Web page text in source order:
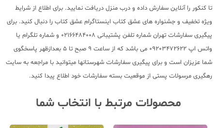
تا کنکور را آنلاین سفارش داده و درب منزل دریافت نمایید. برای اطلاع از شرایط
ویژه تخفیف و جشنواره های عشق کتاب اینستاگرام عشق کتاب را دنبال کنید. برای
پیگیری سفارشات تهران شماره تلفن پشتیبانی 02166484008 و شماره تلگرام یا
واتس اپ 09203472622 می باشد که از ساعت 9 صبح تا 5 بعدازظهر پاسخگوی
شما عزیزان است و برای پیگیری سفارشات شهرستانها میتوانید با مراجعه به سایت
رهگیری مرسولات پستی از موقعیت بسته سفارشات خود اطلاع پیدا کنید.
محصولات مرتبط با انتخاب شما